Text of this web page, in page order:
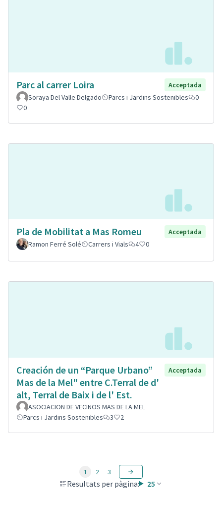
Parc al carrer Loira
Acceptada
Soraya Del Valle Delgado
Parcs i Jardins Sostenibles
0
0
Pla de Mobilitat a Mas Romeu
Acceptada
Ramon Ferré Solé
Carrers i Vials 4 0
Creación de un “Parque Urbano”
Mas de la Mel" entre C.Terral de d'
alt, Terral de Baix i de l' Est.
Acceptada
ASOCIACION DE VECINOS MAS DE LA MEL
Parcs i Jardins Sostenibles
3 2
Resultats per pàgina: 25
1 2 3